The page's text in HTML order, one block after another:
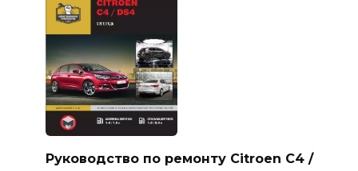
Руководство по ремонту Citroen C4 /